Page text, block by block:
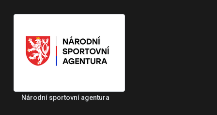
Národní sportovní agentura